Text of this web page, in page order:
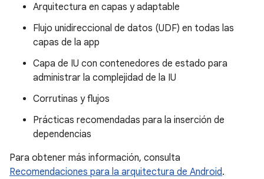
Arquitectura en capas y adaptable
Flujo unidireccional de datos (UDF) en todas las
capas de la app
Capa de IU con contenedores de estado para
administrar la complejidad de la IU
Corrutinas y flujos
Prácticas recomendadas para la inserción de
dependencias
Para obtener más información, consulta
Recomendaciones para la arquitectura de Android.